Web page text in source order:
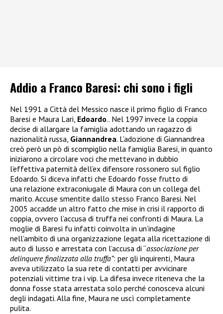
Addio a Franco Baresi: chi sono i figli
Nel 1991 a Città del Messico nasce il primo figlio di Franco
Baresi e Maura Lari, Edoardo.. Nel 1997 invece la coppia
decise di allargare la famiglia adottando un ragazzo di
nazionalità russa, Giannandrea. L’adozione di Giannandrea
creò però un pò di scompiglio nella famiglia Baresi, in quanto
iniziarono a circolare voci che mettevano in dubbio
l’effettiva paternità dell’ex difensore rossonero sul figlio
Edoardo. Si diceva infatti che Edoardo fosse frutto di
una relazione extraconiugale di Maura con un collega del
marito. Accuse smentite dallo stesso Franco Baresi. Nel
2005 accadde un altro fatto che mise in crisi il rapporto di
coppia, ovvero l’accusa di truffa nei confronti di Maura. La
moglie di Baresi fu infatti coinvolta in un’indagine
nell’ambito di una organizzazione legata alla ricettazione di
auto di lusso e arrestata con l’accusa di “associazione per
delinquere finalizzata alla truffa”: per gli inquirenti, Maura
aveva utilizzato la sua rete di contatti per avvicinare
potenziali vittime tra i vip. La difesa invece riteneva che la
donna fosse stata arrestata solo perché conosceva alcuni
degli indagati. Alla fine, Maura ne uscì completamente
pulita.